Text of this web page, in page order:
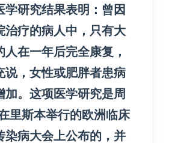
学研究结果表明：曾因
治疗的病人中，只有大
在一年后完全康复，
说，女性或肥胖者患病
。 这项医学研究是周
里斯本举行的欧洲临床
染病大会上公布的，并